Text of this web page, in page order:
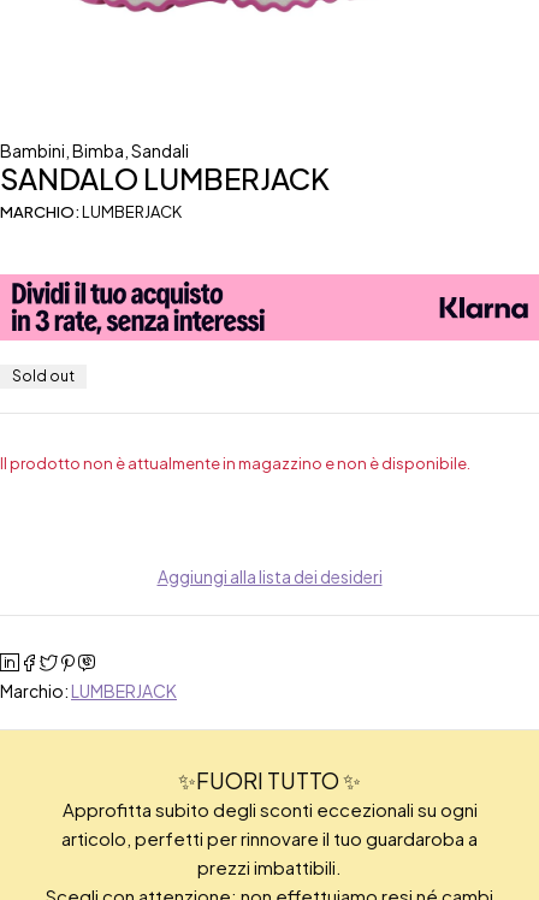
Bambini Bimba Sandali
SANDALO LUMBERJACK
MARCHIO:LUMBERJACK
Sold out
Il prodotto non è attualmente in magazzino e non è disponibile.
Aggiungi alla lista dei desideri
Marchio: LUMBERJACK
✨FUORI TUTTO ✨
Approfitta subito degli sconti eccezionali su ogni
articolo, perfetti per rinnovare il tuo guardaroba a
prezzi imbattibili.